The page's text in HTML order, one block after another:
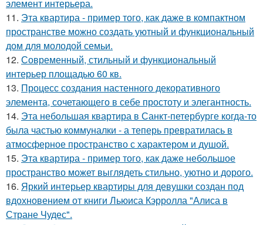
элемент интерьера.
11. Эта квартира - пример того, как даже в компактном
пространстве можно создать уютный и функциональный
дом для молодой семьи.
12. Современный, стильный и функциональный
интерьер площадью 60 кв.
13. Процесс создания настенного декоративного
элемента, сочетающего в себе простоту и элегантность.
14. Эта небольшая квартира в Санкт-петербурге когда-то
была частью коммуналки - а теперь превратилась в
атмосферное пространство с характером и душой.
15. Эта квартира - пример того, как даже небольшое
пространство может выглядеть стильно, уютно и дорого.
16. Яркий интерьер квартиры для девушки создан под
вдохновением от книги Льюиса Кэрролла "Алиса в
Стране Чудес".